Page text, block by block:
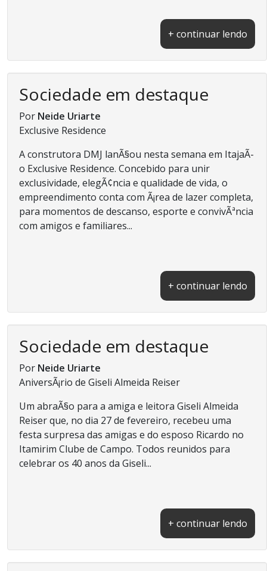
+ continuar lendo
Sociedade em destaque
Por Neide Uriarte
Exclusive Residence
A construtora DMJ lanÃ§ou nesta semana em ItajaÃ­
o Exclusive Residence. Concebido para unir
exclusividade, elegÃ¢ncia e qualidade de vida, o
empreendimento conta com Ã¡rea de lazer completa,
para momentos de descanso, esporte e convivÃªncia
com amigos e familiares...
+ continuar lendo
Sociedade em destaque
Por Neide Uriarte
AniversÃ¡rio de Giseli Almeida Reiser
Um abraÃ§o para a amiga e leitora Giseli Almeida
Reiser que, no dia 27 de fevereiro, recebeu uma
festa surpresa das amigas e do esposo Ricardo no
Itamirim Clube de Campo. Todos reunidos para
celebrar os 40 anos da Giseli...
+ continuar lendo